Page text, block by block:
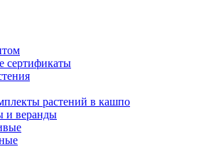
сертификаты
растений в кашпо
и веранды